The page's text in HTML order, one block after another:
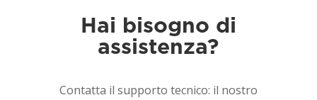
Hai bisogno di
assistenza?
Contatta il supporto tecnico: il nostro